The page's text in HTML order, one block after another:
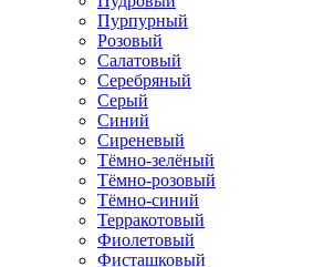
Пурпурный
Розовый
Салатовый
Серебряный
Серый
Синий
Сиреневый
Тёмно-зелёный
Тёмно-розовый
Тёмно-синий
Терракотовый
Фиолетовый
Фисташковый